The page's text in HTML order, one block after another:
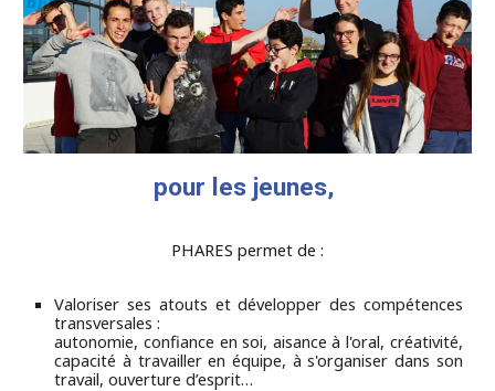
pour les jeunes,
PHARES permet de :
Valoriser ses atouts et développer des compétences
transversales :
autonomie, confiance en soi, aisance à l'oral, créativité,
capacité à travailler en équipe, à s'organiser dans son
travail, ouverture d’esprit…